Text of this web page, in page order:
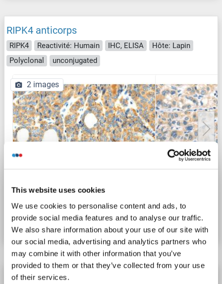
This website uses cookies
We use cookies to personalise content and ads, to
provide social media features and to analyse our traffic.
We also share information about your use of our site with
our social media, advertising and analytics partners who
may combine it with other information that you’ve
provided to them or that they’ve collected from your use
of their services.
RIPK4 anticorps
RIPK4 Reactivité: Humain IHC, ELISA
Hôte: Lapin
Polyclonal
unconjugated
2 images
N° du produit ABIN7239425
Fiche technique Détails
RIPK4 anticorps (AA 802-832)